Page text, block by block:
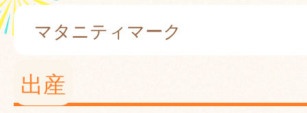
マタニティマーク
出産